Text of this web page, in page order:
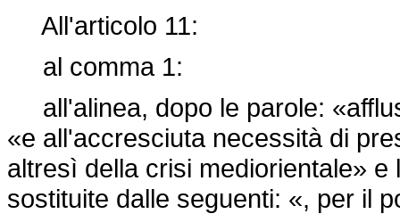
All'articolo 11:
al comma 1:
all'alinea, dopo le parole:
«e all'accresciuta necessità di
altresì della crisi mediorientale»
sostituite dalle seguenti: «, per il